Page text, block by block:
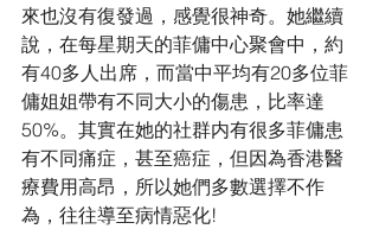
來也沒有復發過，感覺很神奇。她繼續
說，在每星期天的菲傭中心聚會中，約
有40多人出席，而當中平均有20多位菲
傭姐姐帶有不同大小的傷患，比率達
50%。其實在她的社群内有很多菲傭患
有不同痛症，甚至癌症，但因為香港醫
療費用高昂，所以她們多數選擇不作
為，往往導至病情惡化!